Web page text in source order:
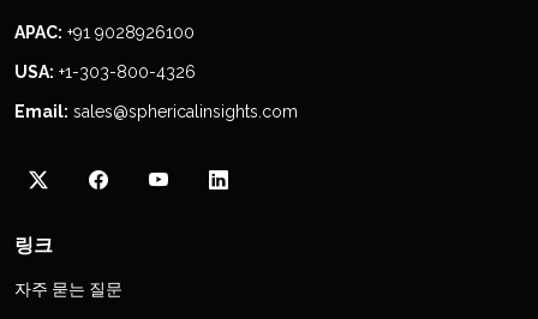
APAC: +91 9028926100
USA: +1-303-800-4326
Email: sales@sphericalinsights.com
링크
자주 묻는 질문